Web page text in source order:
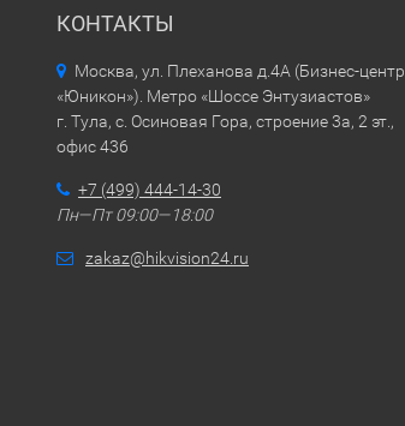
КОНТАКТЫ
Москва, ул. Плеханова д.4А (Бизнес-центр
«Юникон»). Метро «Шоссе Энтузиастов»
г. Тула, с. Осиновая Гора, строение 3а, 2 эт.,
офис 436
+7 (499) 444-14-30
Пн—Пт 09:00—18:00
zakaz@hikvision24.ru